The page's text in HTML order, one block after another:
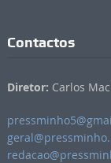
Contactos
Diretor: Carlos